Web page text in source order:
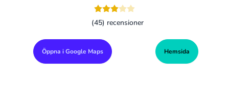
(45) recensioner
Öppna i Google Maps Hemsida